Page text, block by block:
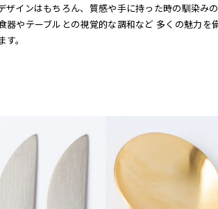
ザインはもちろん、質感や手に持った時の馴染み
器やテーブルとの視覚的な調和など 多くの魅力を
す。